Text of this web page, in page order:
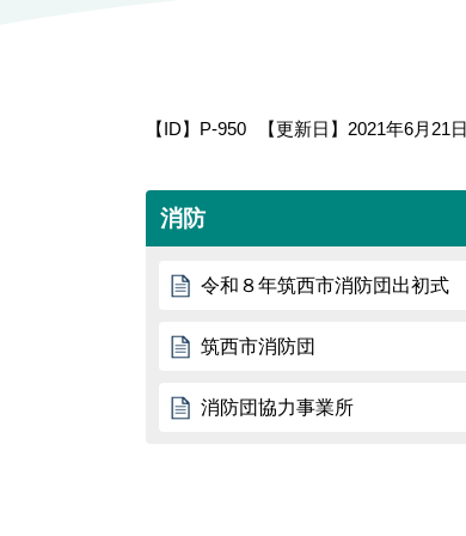
【ID】 P-950 【更新日】 2021年6月21日
消防
令和８年筑西市消防団出初式
筑西市消防団
消防団協力事業所